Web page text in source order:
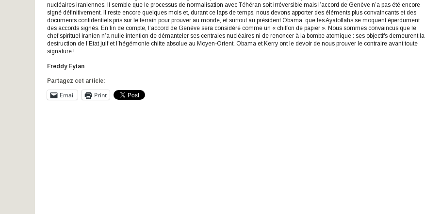
nucléaires iraniennes. Il semble que le processus de normalisation avec Téhéran soit irréversible mais l’accord de Genève n’a pas été encore
signé définitivement. Il reste encore quelques mois et, durant ce laps de temps, nous devons apporter des éléments plus convaincants et des
documents confidentiels pris sur le terrain pour prouver au monde, et surtout au président Obama, que les Ayatollahs se moquent éperdument
des accords signés. En fin de compte, l’accord de Genève sera considéré comme un « chiffon de papier ». Nous sommes convaincus que le
chef spirituel iranien n’a nulle intention de démanteler ses centrales nucléaires ni de renoncer à la bombe atomique : ses objectifs demeurent la
destruction de l’Etat juif et l’hégémonie chiite absolue au Moyen-Orient. Obama et Kerry ont le devoir de nous prouver le contraire avant toute
signature !
Freddy Eytan
Partagez cet article:
Email Print